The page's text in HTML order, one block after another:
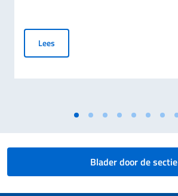
Lees
Blader door de sectie